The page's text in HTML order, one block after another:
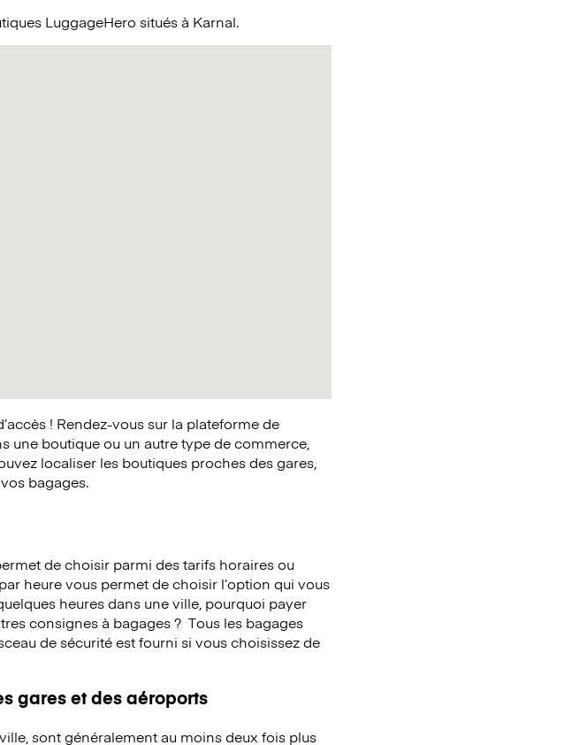
LuggageHero situés à Karnal.
! Rendez-vous sur la plateforme de
une boutique ou un autre type de commerce,
localiser les boutiques proches des gares,
bagages.
de choisir parmi des tarifs horaires ou
heure vous permet de choisir l’option qui vous
heures dans une ville, pourquoi payer
consignes à bagages ? Tous les bagages
de sécurité est fourni si vous choisissez de
gares et des aéroports
sont généralement au moins deux fois plus